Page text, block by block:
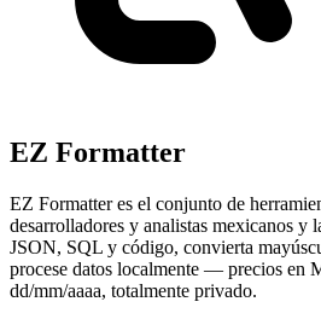
EZ Formatter
EZ Formatter es el conjunto de
desarrolladores y analistas mexicanos y
JSON, SQL y código, convierta
procese datos localmente — precios en
dd/mm/aaaa, totalmente privado.